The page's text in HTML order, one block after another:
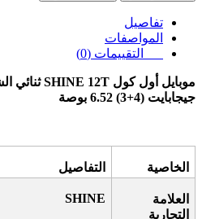
تفاصيل
المواصفات
التقييمات (0)
موبايل أول كول
جيجابايت (4+3) 6.52 بوصة
الخاصية التفاصيل
العلامة
التجارية
SHINE